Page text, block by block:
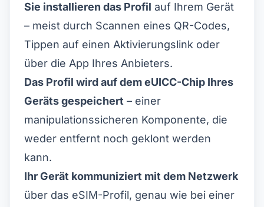
Sie installieren das Profil auf Ihrem Gerät
– meist durch Scannen eines QR-Codes,
Tippen auf einen Aktivierungslink oder
über die App Ihres Anbieters.
Das Profil wird auf dem eUICC-Chip Ihres
Geräts gespeichert – einer
manipulationssicheren Komponente, die
weder entfernt noch geklont werden
kann.
Ihr Gerät kommuniziert mit dem Netzwerk
über das eSIM-Profil, genau wie bei einer